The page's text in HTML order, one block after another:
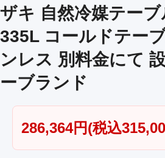
ザキ 自然冷媒テー
335L コールドテー
ンレス 別料金にて
ーブランド
286,364円(税込